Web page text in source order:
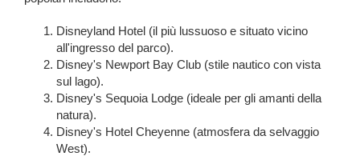
Disneyland Hotel (il più lussuoso e situato vicino
all'ingresso del parco).
Disney's Newport Bay Club (stile nautico con vista
sul lago).
Disney's Sequoia Lodge (ideale per gli amanti della
natura).
Disney's Hotel Cheyenne (atmosfera da selvaggio
West).